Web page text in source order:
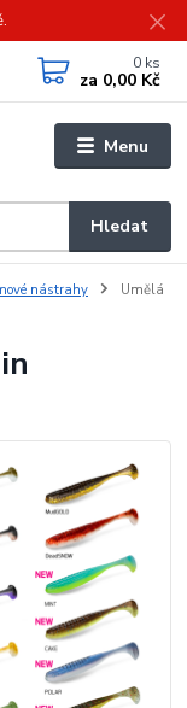
Menu
Hledat
0 ks
za 0,00 Kč
nástrahy
Umělá